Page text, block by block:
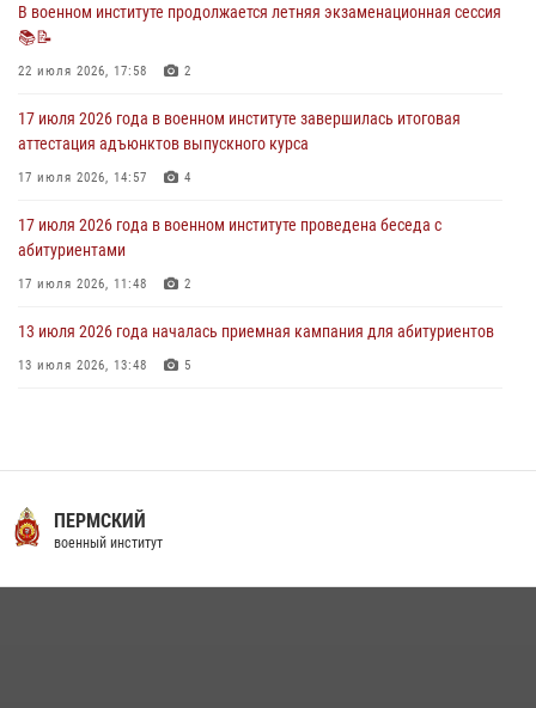
В военном институте завершается летняя экзаменационная сессия
28 июля 2026, 10:41
В военном институте продолжается летняя экзаменационная сессия
📚📝
22 июля 2026, 17:58 2
17 июля 2026 года в военном институте завершилась итоговая
аттестация адъюнктов выпускного курса
17 июля 2026, 14:57 4
17 июля 2026 года в военном институте проведена беседа с
абитуриентами
17 июля 2026, 11:48 2
13 июля 2026 года началась приемная кампания для абитуриентов
13 июля 2026, 13:48 5
29 июля 2026, 06:45 2
16 июля 2026 года между военным институтом и ООО «ЭЛРЕМ»
заключено соглашение о научно-техническом сотрудничестве
ПЕРМСКИЙ
военный институт